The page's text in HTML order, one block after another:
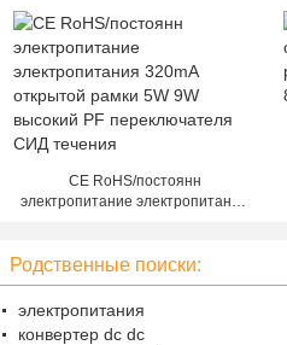
CE RoHS/постоянн
электропитание электропитания
течения
Родственные поиски:
электропитания
конвертер dc dc